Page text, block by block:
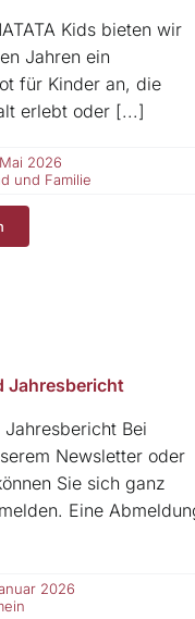
Kids bieten wir
Jahren ein
für Kinder an, die
erlebt oder [...]
2026
und Familie
Jahresbericht
Bei
Newsletter oder
Sie sich ganz
Eine
2026